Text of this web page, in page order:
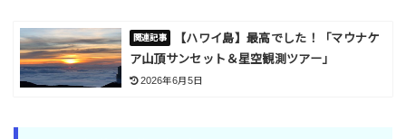
【ハワイ島】最高でした！「マウナケ
ア山頂サンセット＆星空観測ツアー」
2026年6月5日